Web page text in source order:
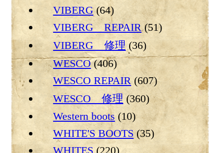
VIBERG(64)
VIBERG REPAIR(51)
VIBERG 修理(36)
WESCO(406)
WESCO REPAIR (607)
WESCO 修理 (360)
Western boots (10)
WHITE'S BOOTS (35)
WHITES (220)